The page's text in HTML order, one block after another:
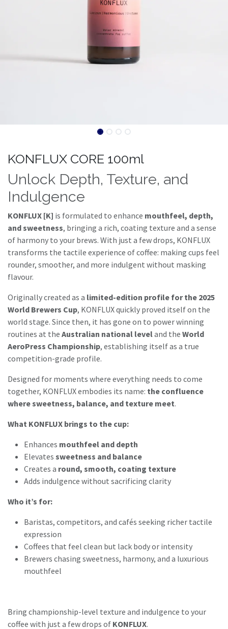
KONFLUX CORE 100ml
Unlock Depth, Texture, and
Indulgence
KONFLUX [K] is formulated to enhance mouthfeel, depth,
and sweetness, bringing a rich, coating texture and a sense
of harmony to your brews. With just a few drops, KONFLUX
transforms the tactile experience of coffee: making cups feel
rounder, smoother, and more indulgent without masking
flavour.
Originally created as a limited-edition profile for the 2025
World Brewers Cup, KONFLUX quickly proved itself on the
world stage. Since then, it has gone on to power winning
routines at the Australian national leveland the World
AeroPress Championship, establishing itself as a true
competition-grade profile.
Designed for moments where everything needs to come
together, KONFLUX embodies its name: the confluence
where sweetness, balance, and texture meet.
What KONFLUX brings to the cup:
Enhances mouthfeel and depth
Elevates sweetness and balance
Creates a round, smooth, coating texture
Adds indulgence without sacrificing clarity
Who it’s for:
Baristas, competitors, and cafés seeking richer tactile
expression
Coffees that feel clean but lack body or intensity
Brewers chasing sweetness, harmony, and a luxurious
mouthfeel
Bring championship-level texture and indulgence to your
coffee with just a few drops of KONFLUX.